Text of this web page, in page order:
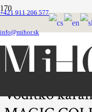
+421 911 206 577
info@mihor.sk
Domovská stránka
SÉRIA MAGIC COLLECTION
Magic Collection vôdzky s
Vodítko